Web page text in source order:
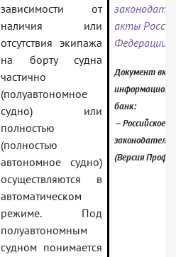
зависимости от
наличия или
отсутствия экипажа
на борту судна
частично
(полуавтономное
судно) или
полностью
(полностью
автономное судно)
осуществляются в
автоматическом
режиме. Под
полуавтономным
судном понимается
акты
Федерации»
Документ
банк:
— Российское
(Версия Проф)